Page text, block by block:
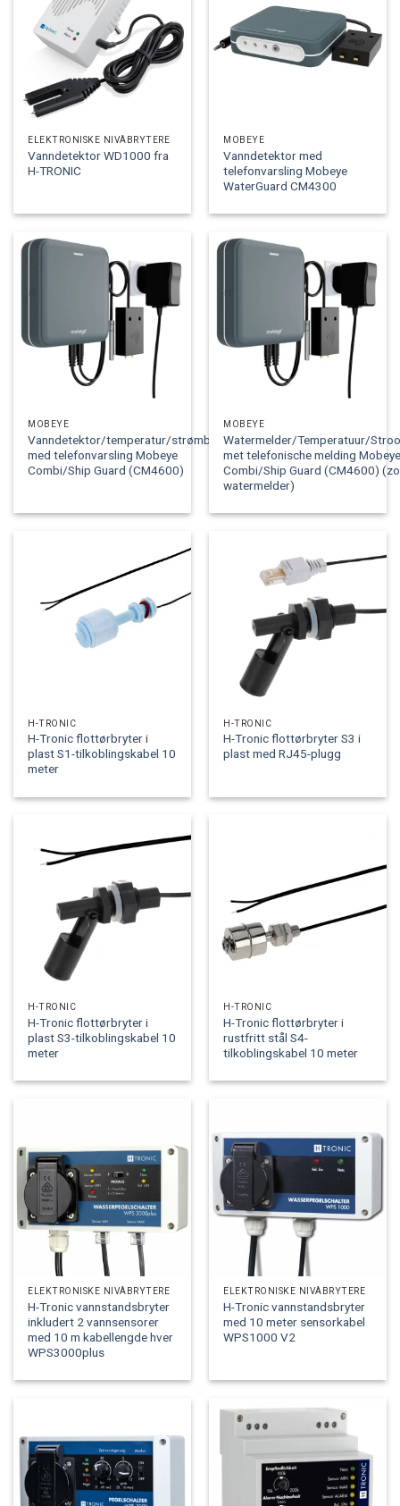
ELEKTRONISKE NIVÅBRYTERE
Vanndetektor WD1000 fra
H-TRONIC
MOBEYE
Vanndetektor med
telefonvarsling Mobeye
WaterGuard CM4300
MOBEYE
Vanndetektor/temperatur/strømbrudd
med telefonvarsling Mobeye
Combi/Ship Guard (CM4600)
MOBEYE
Watermelder/Temperatuur/
met telefonische melding
Combi/Ship Guard (CM4600)
watermelder)
H-TRONIC
H-Tronic flottørbryter i
plast S1-tilkoblingskabel 10
meter
H-TRONIC
H-Tronic flottørbryter S3 i
plast med RJ45-plugg
H-TRONIC
H-Tronic flottørbryter i
plast S3-tilkoblingskabel 10
meter
H-TRONIC
H-Tronic flottørbryter i
rustfritt stål S4-
tilkoblingskabel 10 meter
ELEKTRONISKE NIVÅBRYTERE
H-Tronic vannstandsbryter
inkludert 2 vannsensorer
med 10 m kabellengde hver
WPS3000plus
ELEKTRONISKE NIVÅBRYTERE
H-Tronic vannstandsbryter
med 10 meter sensorkabel
WPS1000 V2